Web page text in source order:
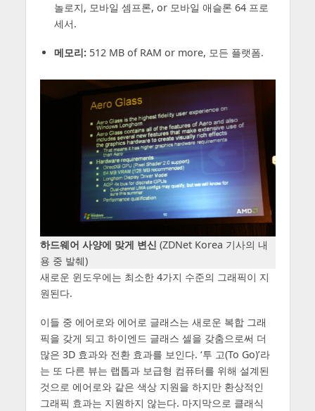
놀로지, 모바일 셈프론, or 모바일 애슬론 64 프로
세서.
메모리:512 MB of RAM or more, 모든 플랫폼.
하드웨어 사양에 맞게 변신 (ZDNet Korea 기사의 내
용 중 발췌)
새로운 윈도우에는 최소한 4가지 수준의 그래픽이 지
원된다.
이들 중 에어로와 에어로 글래스는 새로운 복합 그래
픽을 갖게 되고 하이엔드 글래스 셀을 갖춤으로써 더
많은 3D 효과와 전환 효과를 보인다. ‘투 고(To Go)’라
는 또 다른 뷰는 랩톱과 보급형 컴퓨터를 위해 설계된
것으로 에어로와 같은 색상 지원을 하지만 환상적인
그래픽 효과는 지원하지 않는다. 마지막으로 클래식